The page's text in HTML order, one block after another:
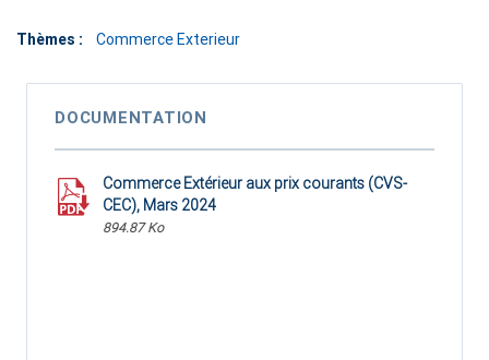
Thèmes : Commerce Exterieur
DOCUMENTATION
Commerce Extérieur aux prix courants (CVS-
CEC), Mars 2024
894.87 Ko